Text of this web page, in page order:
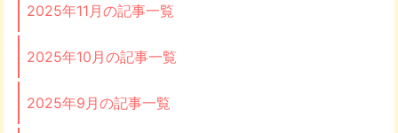
2025年11月の記事一覧
2025年10月の記事一覧
2025年9月の記事一覧